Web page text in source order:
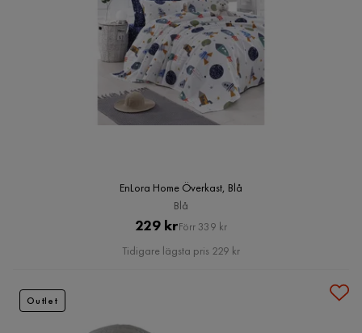
EnLora Home Överkast, Blå
Blå
Pris
229 krOriginal
Pris
Förr 339 kr
Tidigare lägsta pris 229 kr
Outlet